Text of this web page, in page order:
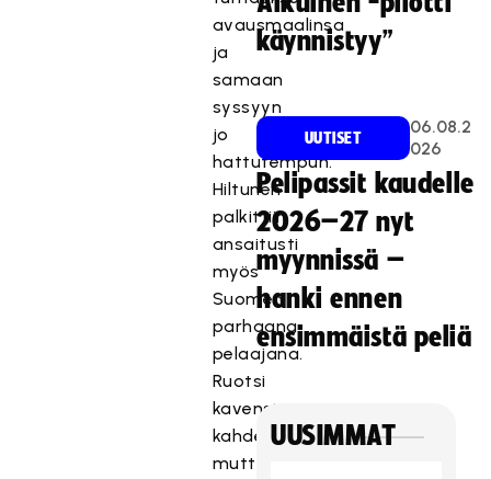
avausmaalinsa
ja
samaan
syssyyn
jo
hattutempun.
Hiltunen
palkittiin
ansaitusti
myös
Suomen
parhaana
pelaajana.
Ruotsi
kavensi
kahdesti,
mutta
käynnistyy”
UUTISET
06.08.2
026
Pelipassit kaudelle
2026–27 nyt
myynnissä –
hanki ennen
ensimmäistä peliä
UUSIMMAT